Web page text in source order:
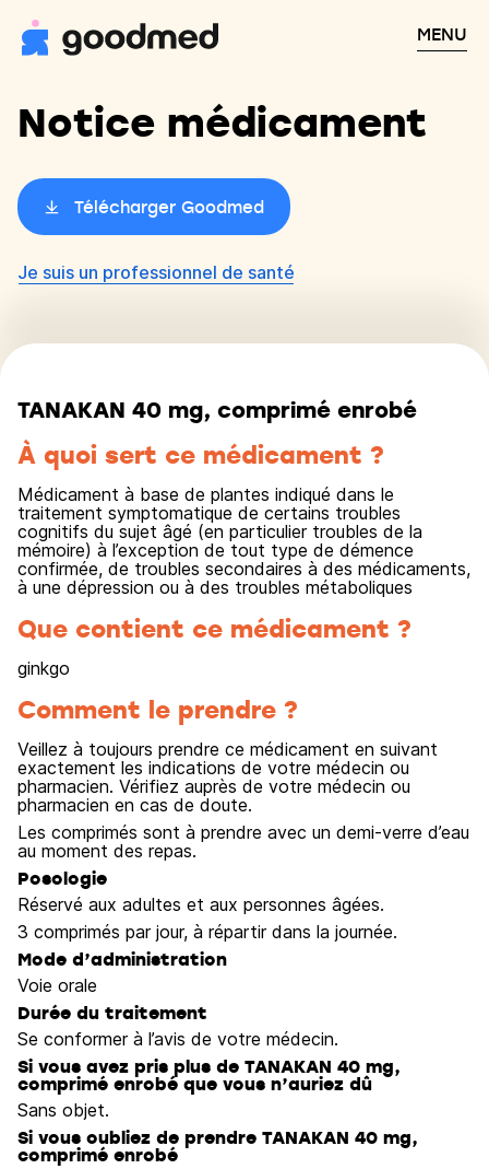
MENU
Notice médicament
Télécharger Goodmed
Je suis un professionnel de santé
TANAKAN 40 mg, comprimé enrobé
À quoi sert ce médicament ?
Médicament à base de plantes indiqué dans le
traitement symptomatique de certains troubles
cognitifs du sujet âgé (en particulier troubles de la
mémoire) à l’exception de tout type de démence
confirmée, de troubles secondaires à des médicaments,
à une dépression ou à des troubles métaboliques
Que contient ce médicament ?
ginkgo
Comment le prendre ?
Veillez à toujours prendre ce médicament en suivant
exactement les indications de votre médecin ou
pharmacien. Vérifiez auprès de votre médecin ou
pharmacien en cas de doute.
Les comprimés sont à prendre avec un demi-verre d’eau
au moment des repas.
Posologie
Réservé aux adultes et aux personnes âgées.
3 comprimés par jour, à répartir dans la journée.
Mode d’administration
Voie orale
Durée du traitement
Se conformer à l’avis de votre médecin.
Si vous avez pris plus de TANAKAN 40 mg,
comprimé enrobé que vous n’auriez dû
Sans objet.
Si vous oubliez de prendre TANAKAN 40 mg,
comprimé enrobé